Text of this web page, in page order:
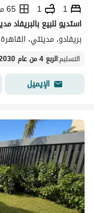
1
1
65 متر مربع
بريفادو، مدينتي، القاهرة
التسليم:الربع 4 من عام 2030
الإيميل